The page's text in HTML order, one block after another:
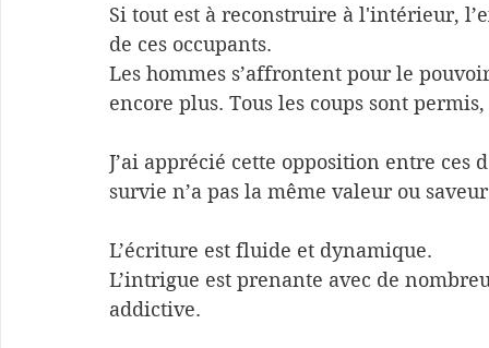
Si tout est à reconstruire à l'intérieur,
de ces occupants.
Les hommes s’affrontent pour le
encore plus. Tous les coups sont
J’ai apprécié cette opposition entre
survie n’a pas la même valeur ou
L’écriture est fluide et dynamique.
L’intrigue est prenante avec de
addictive.